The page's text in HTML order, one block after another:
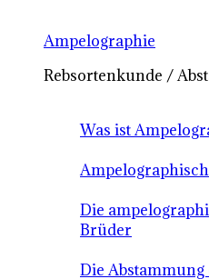
Ampelographie
Rebsortenkunde /
Was ist
Die
Brüder
Die Abstammung